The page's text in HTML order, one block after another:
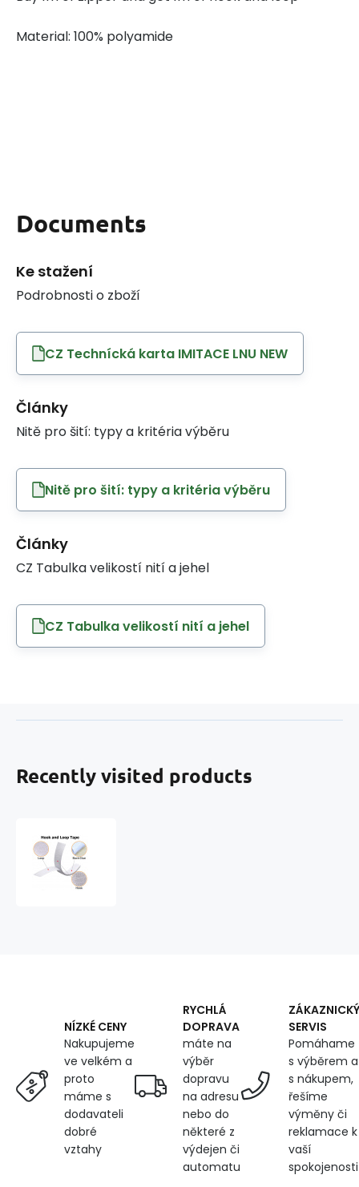
Material: 100% polyamide
Documents
Ke stažení
Podrobnosti o zboží
CZ Technícká karta IMITACE LNU NEW
Články
Nitě pro šití: typy a kritéria výběru
Nitě pro šití: typy a kritéria výběru
Články
CZ Tabulka velikostí nití a jehel
CZ Tabulka velikostí nití a jehel
Recently visited products
NÍZKÉ CENY
Nakupujeme
ve velkém a
proto
máme s
dodavateli
dobré
vztahy
RYCHLÁ
DOPRAVA
máte na
výběr
dopravu
na adresu
nebo do
některé z
výdejen či
automatu
ZÁKAZNICKÝ
SERVIS
Pomáhame
s výběrem a
s nákupem,
řešíme
výměny či
reklamace k
vaší
spokojenosti